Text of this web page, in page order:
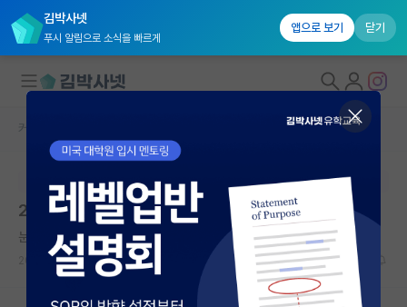
김박사넷
푸시 알림으로 소식을 빠르게
앱으로 보기 닫기
대학원생 모집
국내대학원 정보
연구실&오픈랩
커뮤니티
커뮤니티 홈
커뮤니티 홈
본문이 수정되지 않는 박제글입니다.
2026학년도 2학기 전임교원 초빙 공고
눈치보는 앨런 튜링
2026.07.07 0 521